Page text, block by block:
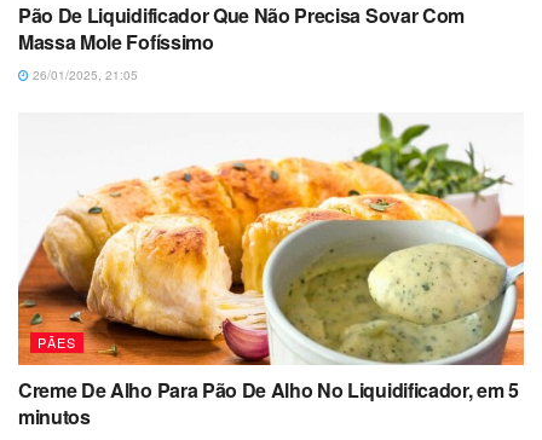
Pão De Liquidificador Que Não Precisa Sovar Com
Massa Mole Fofíssimo
26/01/2025, 21:05
PÃES
Creme De Alho Para Pão De Alho No Liquidificador, em 5
minutos